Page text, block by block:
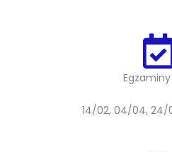
Egzaminy
14/02, 04/04, 24/